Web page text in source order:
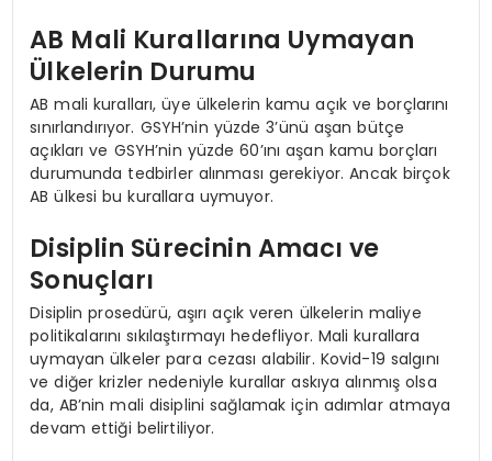
AB Mali Kurallarına Uymayan
Ülkelerin Durumu
AB mali kuralları, üye ülkelerin kamu açık ve borçlarını
sınırlandırıyor. GSYH’nin yüzde 3’ünü aşan bütçe
açıkları ve GSYH’nin yüzde 60’ını aşan kamu borçları
durumunda tedbirler alınması gerekiyor. Ancak birçok
AB ülkesi bu kurallara uymuyor.
Disiplin Sürecinin Amacı ve
Sonuçları
Disiplin prosedürü, aşırı açık veren ülkelerin maliye
politikalarını sıkılaştırmayı hedefliyor. Mali kurallara
uymayan ülkeler para cezası alabilir. Kovid-19 salgını
ve diğer krizler nedeniyle kurallar askıya alınmış olsa
da, AB’nin mali disiplini sağlamak için adımlar atmaya
devam ettiği belirtiliyor.